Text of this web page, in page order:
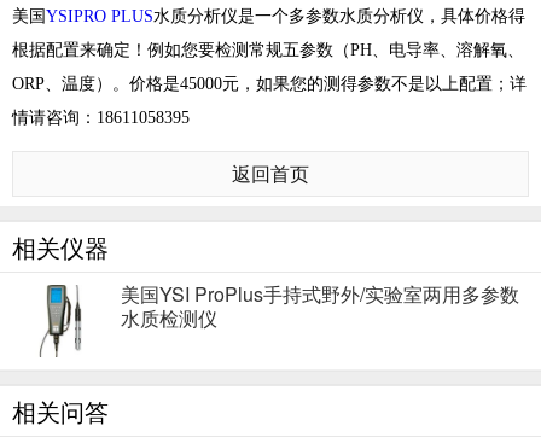
美国 YSIPRO PLUS水质分析仪是一个多参数水质分析仪，具体价格得
根据配置来确定！例如您要检测常规五参数（PH、电导率、溶解氧、
ORP、温度）。价格是45000元，如果您的测得参数不是以上配置；详
情请咨询：18611058395
返回首页
相关仪器
美国YSI ProPlus手持式野外/实验室两用多参数
水质检测仪
相关问答